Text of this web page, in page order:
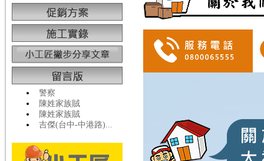
警察
陳姓家族賊
陳姓家族賊
吉傑(台中-中港路)...